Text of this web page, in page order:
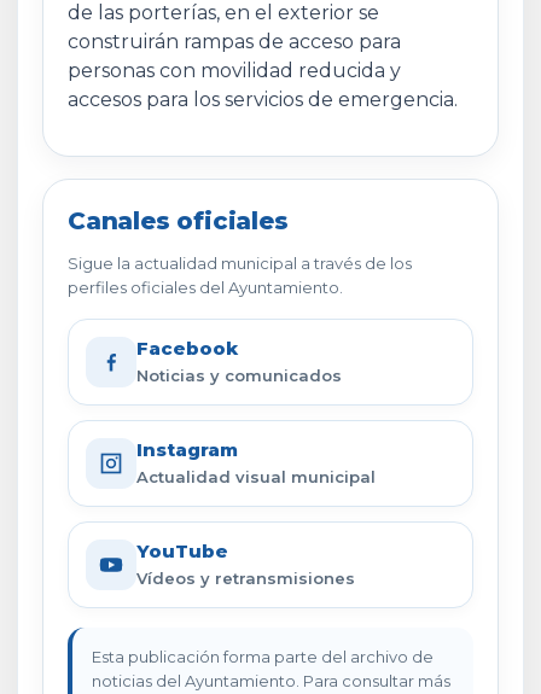
de las porterías, en el exterior se
construirán rampas de acceso para
personas con movilidad reducida y
accesos para los servicios de emergencia.
Canales oficiales
Sigue la actualidad municipal a través de los
perfiles oficiales del Ayuntamiento.
Facebook
Noticias y comunicados
Instagram
Actualidad visual municipal
YouTube
Vídeos y retransmisiones
Esta publicación forma parte del archivo de
noticias del Ayuntamiento. Para consultar más